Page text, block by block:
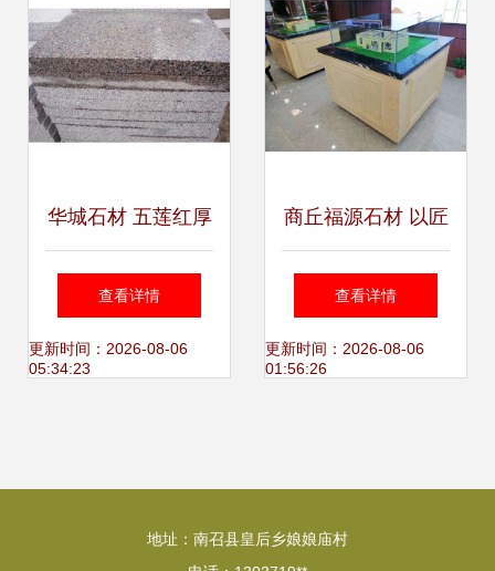
华城石材 五莲红厚
板加工，打造5公
分花岗岩板材的卓
查看详情
更新时间：2026-08-06
05:34:23
商丘福源石材 以匠
心雕琢睢县大理石
的品质传奇
查看详情
更新时间：2026-08-06
01:56:26
地址：南召县皇后乡娘娘庙村